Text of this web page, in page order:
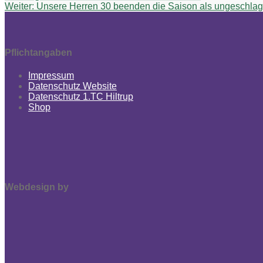
Beitrag:
Weiter: Nächster
Unsere Herren 30 beenden die Saison als
Pflichtangaben
Impressum
Datenschutz Website
Datenschutz 1.TC Hiltrup
Shop
Webdesign by